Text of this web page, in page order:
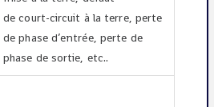
de court-circuit à la terre, perte
de phase d’entrée, perte de
phase de sortie, etc..